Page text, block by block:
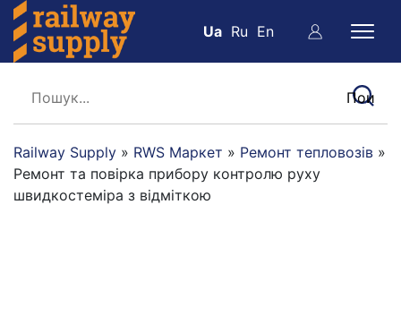
Ua Ru En
Railway Supply » RWS Маркет » Ремонт тепловозів »
Ремонт та повірка прибору контролю руху
швидкостеміра з відміткою